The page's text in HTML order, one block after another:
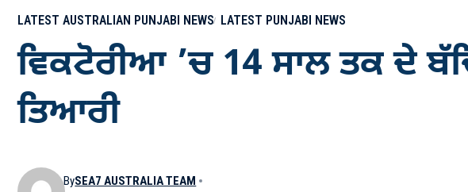
LATEST AUSTRALIAN PUNJABI NEWS LATEST PUNJABI NEWS
ਵਿਕਟੋਰੀਆ ’ਚ 14 ਸਾਲ ਤਕ ਦੇ
ਤਿਆਰੀ
BySEA7 AUSTRALIA TEAM